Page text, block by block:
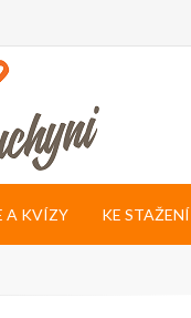
A KVÍZY KE STAŽENÍ